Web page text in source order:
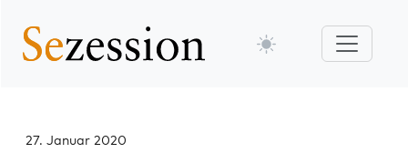
27. Januar 2020